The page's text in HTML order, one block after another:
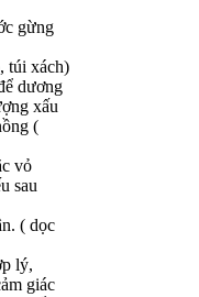
gừng
túi xách)
dương
xấu
(
vỏ
sau
( dọc
lý,
giác